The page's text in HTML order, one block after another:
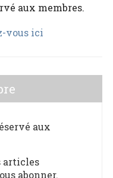
aux membres.
vous ici
aux
articles
abonner.